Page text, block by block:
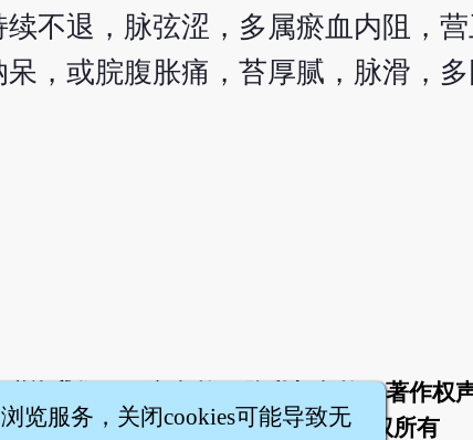
不退，脉弦涩，多属瘀血内阻，
，或脘腹胀痛，苔厚腻，脉滑，
著作权
橐·医砭 ·沈药子©2008～2026著作权所有
览服务，关闭cookies可能导致无